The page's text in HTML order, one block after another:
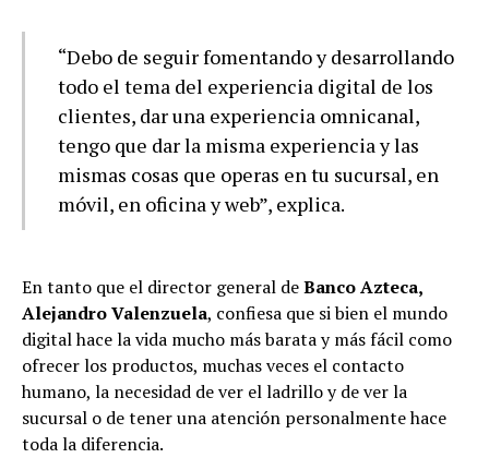
“Debo de seguir fomentando y desarrollando
todo el tema del experiencia digital de los
clientes, dar una experiencia omnicanal,
tengo que dar la misma experiencia y las
mismas cosas que operas en tu sucursal, en
móvil, en oficina y web”, explica.
En tanto que el director general deBanco Azteca,
Alejandro Valenzuela, confiesa que si bien el mundo
digital hace la vida mucho más barata y más fácil como
ofrecer los productos, muchas veces el contacto
humano, la necesidad de ver el ladrillo y de ver la
sucursal o de tener una atención personalmente hace
toda la diferencia.